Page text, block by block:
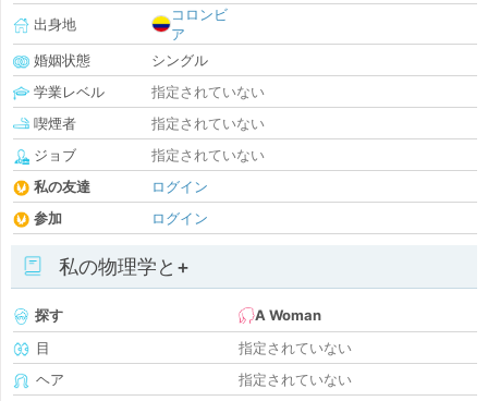
出身地
コロンビ
ア
婚姻状態
シングル
学業レベル
指定されていない
喫煙者
指定されていない
ジョブ
指定されていない
私の友達
ログイン
参加
ログイン
私の物理学と+
探す
A Woman
目
指定されていない
ヘア
指定されていない